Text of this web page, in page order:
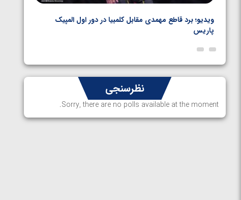
ویدیو؛ برد قاطع مهمدی مقابل کلمبیا در دور اول المپیک
پاریس
نظرسنجی
Sorry, there are no polls available at the moment.